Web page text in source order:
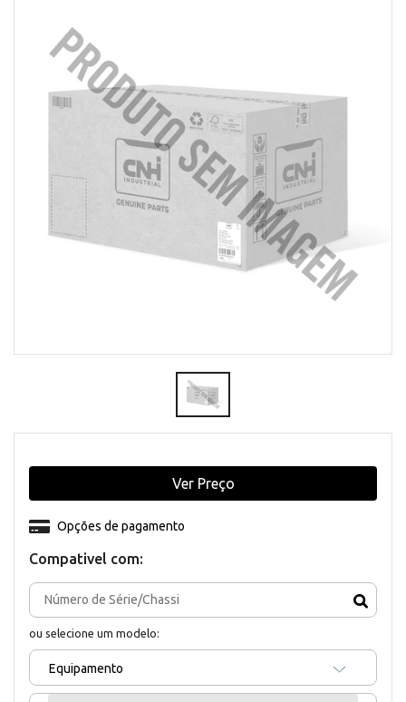
Compativel com:
ou selecione um modelo:
Equipamento
Opções de pagamento
Ver Preço